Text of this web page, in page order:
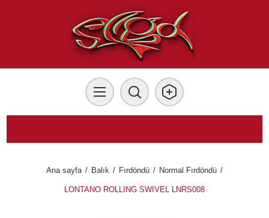
Ana sayfa / Balık / Fırdöndü / Normal Fırdöndü /
LONTANO ROLLING SWIVEL LNRS008